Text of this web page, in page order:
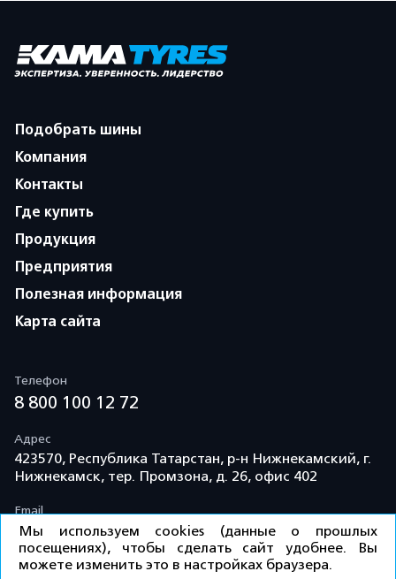
Подобрать шины
Компания
Контакты
Где купить
Продукция
Предприятия
Полезная информация
Карта сайта
Телефон
8 800 100 12 72
Адрес
423570, Республика Татарстан, р-н Нижнекамский, г.
Нижнекамск, тер. Промзона, д. 26, офис 402
Email
info@td-kama.com
Мы используем cookies (данные о прошлых
посещениях), чтобы сделать сайт удобнее. Вы
можете изменить это в настройках браузера.